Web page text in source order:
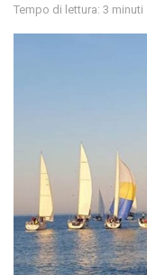
Tempo di lettura: 3 minuti